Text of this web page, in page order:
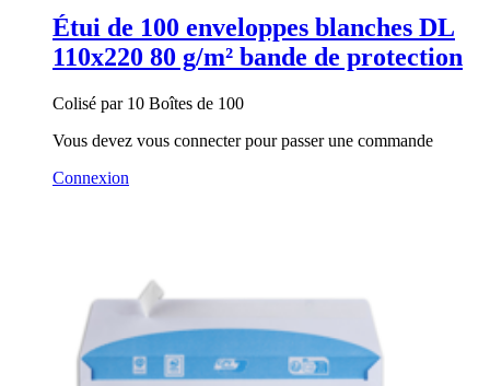
Étui de 100 enveloppes blanches DL
110x220 80 g/m² bande de protection
Colisé par 10 Boîtes de 100
Vous devez vous connecter pour passer une commande
Connexion